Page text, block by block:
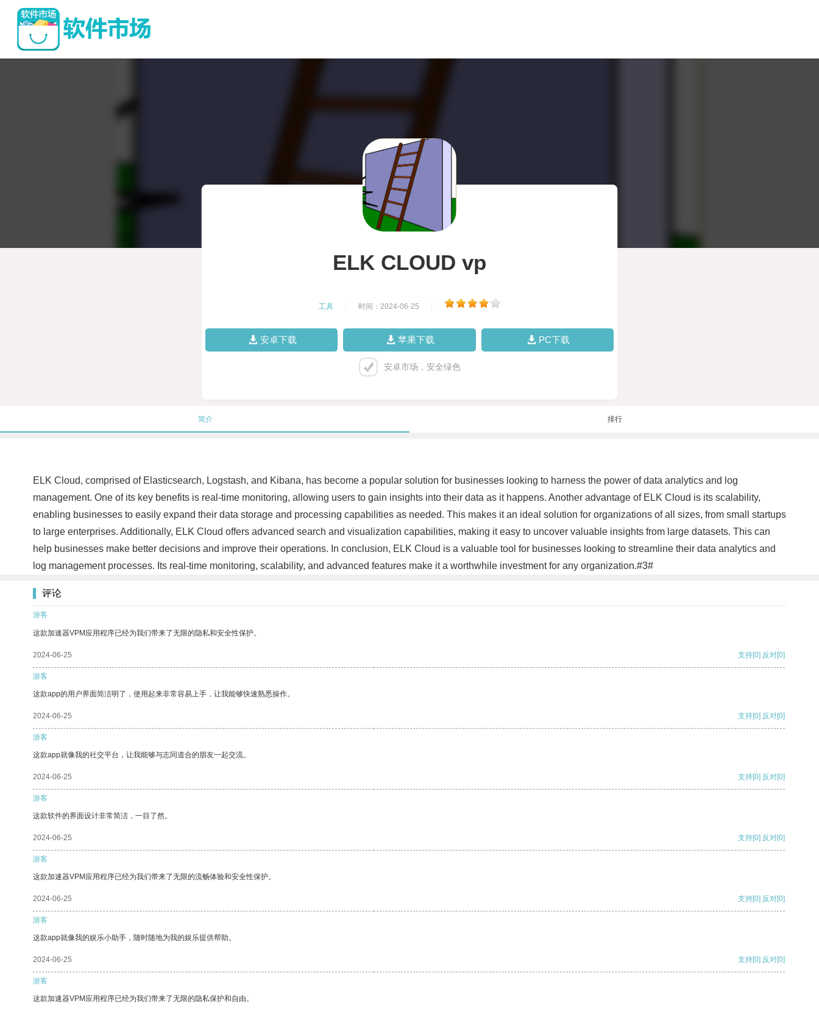
ELK CLOUD vp
工具 时间：2024-06-25
安卓下载 苹果下载 PC下载
安卓市场，安全绿色
简介 排行
ELK Cloud, comprised of Elasticsearch, Logstash, and Kibana, has become a popular solution for businesses looking to harness the power of data analytics and log
management. One of its key benefits is real-time monitoring, allowing users to gain insights into their data as it happens. Another advantage of ELK Cloud is its scalability,
enabling businesses to easily expand their data storage and processing capabilities as needed. This makes it an ideal solution for organizations of all sizes, from small startups
to large enterprises. Additionally, ELK Cloud offers advanced search and visualization capabilities, making it easy to uncover valuable insights from large datasets. This can
help businesses make better decisions and improve their operations. In conclusion, ELK Cloud is a valuable tool for businesses looking to streamline their data analytics and
log management processes. Its real-time monitoring, scalability, and advanced features make it a worthwhile investment for any organization.#3#
评论
游客
这款加速器VPM应用程序已经为我们带来了无限的隐私和安全性保护。
2024-06-25 支持[0] 反对[0]
游客
这款app的用户界面简洁明了，使用起来非常容易上手，让我能够快速熟悉操作。
2024-06-25 支持[0] 反对[0]
游客
这款app就像我的社交平台，让我能够与志同道合的朋友一起交流。
2024-06-25 支持[0] 反对[0]
游客
这款软件的界面设计非常简洁，一目了然。
2024-06-25 支持[0] 反对[0]
游客
这款加速器VPM应用程序已经为我们带来了无限的流畅体验和安全性保护。
2024-06-25 支持[0] 反对[0]
游客
这款app就像我的娱乐小助手，随时随地为我的娱乐提供帮助。
2024-06-25 支持[0] 反对[0]
游客
这款加速器VPM应用程序已经为我们带来了无限的隐私保护和自由。